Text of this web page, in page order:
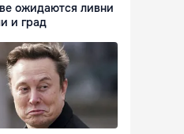
ожидаются ливни
и град